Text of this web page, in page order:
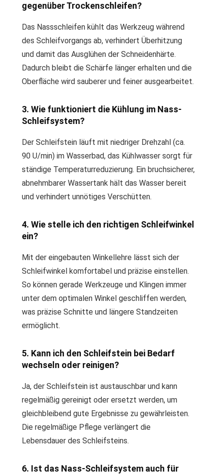
gegenüber Trockenschleifen?
Das Nassschleifen kühlt das Werkzeug während
des Schleifvorgangs ab, verhindert Überhitzung
und damit das Ausglühen der Schneidenhärte.
Dadurch bleibt die Schärfe länger erhalten und die
Oberfläche wird sauberer und feiner ausgearbeitet.
3. Wie funktioniert die Kühlung im Nass-
Schleifsystem?
Der Schleifstein läuft mit niedriger Drehzahl (ca.
90 U/min) im Wasserbad, das Kühlwasser sorgt für
ständige Temperaturreduzierung. Ein bruchsicherer,
abnehmbarer Wassertank hält das Wasser bereit
und verhindert unnötiges Verschütten.
4. Wie stelle ich den richtigen Schleifwinkel
ein?
Mit der eingebauten Winkellehre lässt sich der
Schleifwinkel komfortabel und präzise einstellen.
So können gerade Werkzeuge und Klingen immer
unter dem optimalen Winkel geschliffen werden,
was präzise Schnitte und längere Standzeiten
ermöglicht.
5. Kann ich den Schleifstein bei Bedarf
wechseln oder reinigen?
Ja, der Schleifstein ist austauschbar und kann
regelmäßig gereinigt oder ersetzt werden, um
gleichbleibend gute Ergebnisse zu gewährleisten.
Die regelmäßige Pflege verlängert die
Lebensdauer des Schleifsteins.
6. Ist das Nass-Schleifsystem auch für